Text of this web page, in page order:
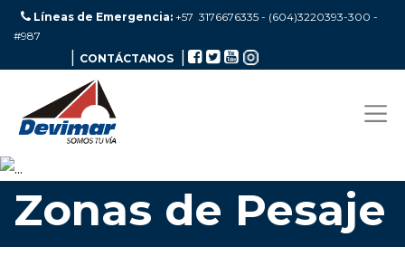
Líneas de Emergencia: +57 3176676335 - (604)3220393-300 -
#987
CONTÁCTANOS
Zonas de Pesaje